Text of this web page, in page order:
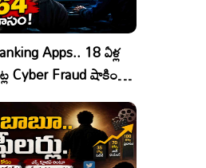
Apps.. 18 ఏళ్ల
Cyber Fraud షాకింగ్